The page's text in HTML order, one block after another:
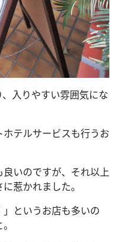
入りやすい雰囲気にな
テルサービスも行うお
いのですが、それ以上
惹かれました。
というお店も多いの